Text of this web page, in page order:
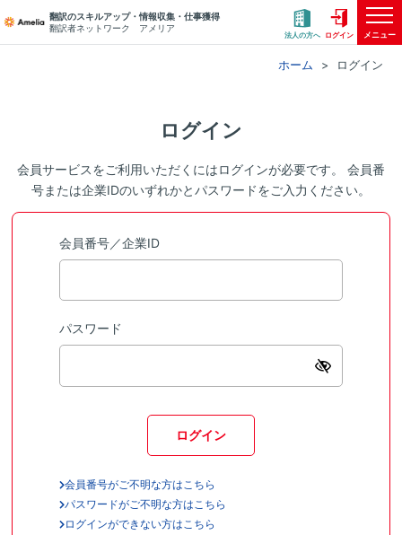
翻訳のスキルアップ・情報収集・仕事獲得
翻訳者ネットワーク アメリア
法人の方へ ログイン メニュー
ホーム ログイン
ログイン
会員サービスをご利用いただくにはログインが必要です。 会員番
号または企業IDのいずれかとパスワードをご入力ください。
会員番号／企業ID
パスワード
ログイン
会員番号がご不明な方はこちら
パスワードがご不明な方はこちら
ログインができない方はこちら